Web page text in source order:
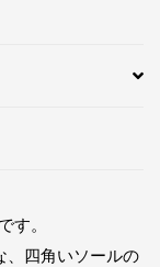
す。
、四角いソールの